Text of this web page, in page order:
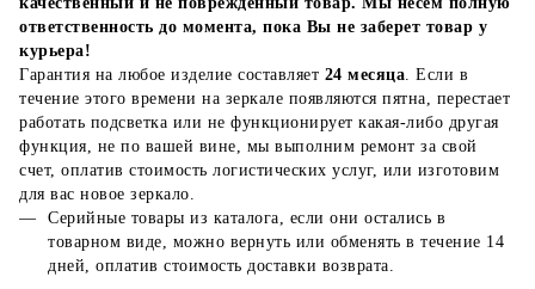
ответственность до момента, пока Вы не заберет товар у
курьера!
Гарантия на любое изделие составляет 24 месяца. Если в
течение этого времени на зеркале появляются пятна, перестает
работать подсветка или не функционирует какая-либо другая
функция, не по вашей вине, мы выполним ремонт за свой
счет, оплатив стоимость логистических услуг, или изготовим
для вас новое зеркало.
Серийные товары из каталога, если они остались в
товарном виде, можно вернуть или обменять в течение 14
дней, оплатив стоимость доставки возврата.